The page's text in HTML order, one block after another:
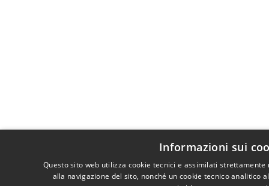
Informazioni sui
Questo sito web utilizza cookie tecnici e assimilati
alla navigazione del sito, nonché un cookie tecnico analitico